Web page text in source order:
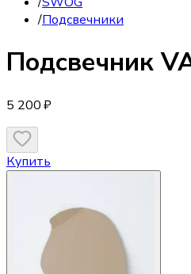
/Подсвечники
Подсвечник
5 200 ₽
Купить